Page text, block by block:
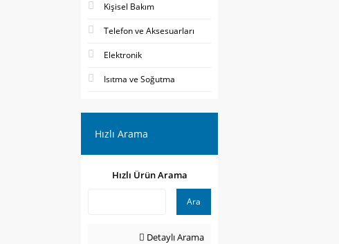
Kişisel Bakım
Telefon ve Aksesuarları
Elektronik
Isıtma ve Soğutma
Hızlı Arama
Hızlı Ürün Arama
Ara
Detaylı Arama